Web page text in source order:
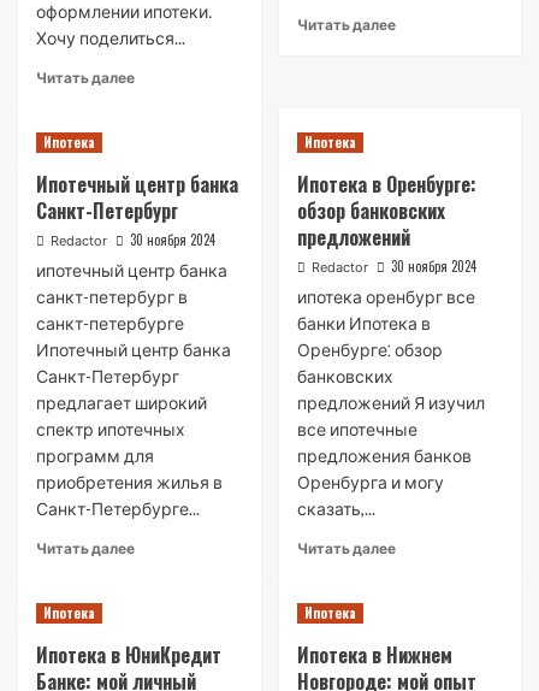
оформлении ипотеки․
Хочу поделиться...
Читать далееRead
оформлении
ипотеки
в
Открытие
Читать далееRead
в
европейских
банках
Ипотека
Ипотечный центр банка
Санкт-Петербург
Redactor 30 ноября 2024
ипотечный центр банка
санкт-петербург в
санкт-петербурге
Ипотечный центр банка
Санкт-Петербург
предлагает широкий
спектр ипотечных
программ для
приобретения жилья в
Санкт-Петербурге...
Читать далееRead
банка
Санкт-
Ипотека
Ипотека в Оренбурге:
обзор банковских
предложений
Redactor 30 ноября 2024
ипотека оренбург все
банки Ипотека в
Оренбурге⁚ обзор
банковских
предложений Я изучил
все ипотечные
предложения банков
Оренбурга и могу
сказать,...
Читать далееRead
Оренбурге:
обзор
Ипотека
Ипотека в ЮниКредит
Банке: мой личный
Ипотека
Ипотека в Нижнем
Новгороде: мой опыт